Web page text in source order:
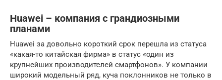
Huawei – компания с грандиозными
планами
Huawei за довольно короткий срок перешла из статуса
«какая-то китайская фирма» в статус «один из
крупнейших производителей смартфонов». У компании
широкий модельный ряд, куча поклонников не только в